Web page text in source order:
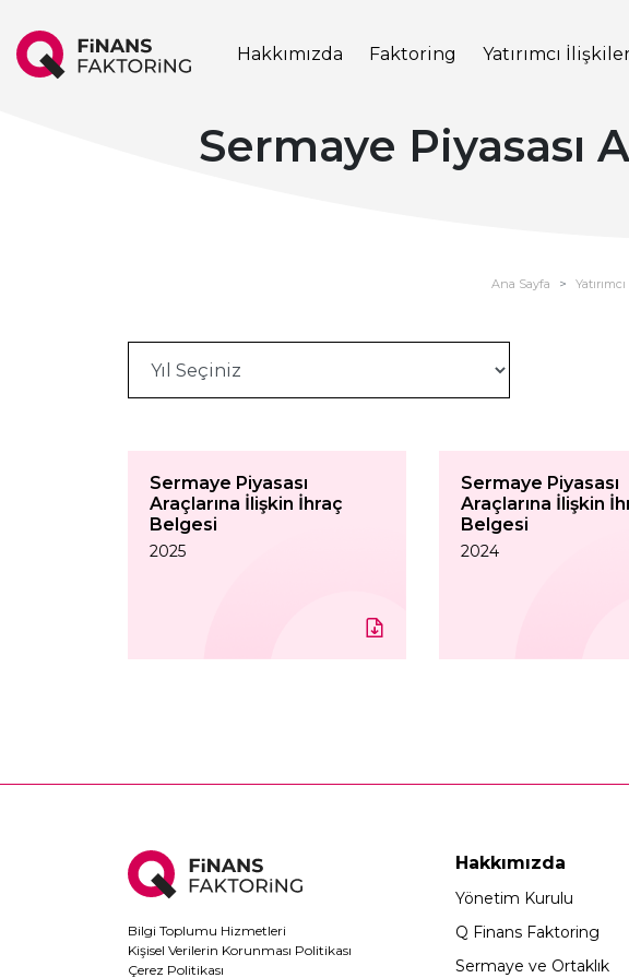
Hakkımızda Faktoring Yatırımcı
Sermaye Piyasası
Ana Sayfa
Sermaye Piyasası
Araçlarına İlişkin İhraç
Belgesi
2025
Sermaye Piyasası
Araçlarına İlişkin
Belgesi
2024
Bilgi Toplumu Hizmetleri
Kişisel Verilerin Korunması Politikası
Çerez Politikası
Hakkımızda
Yönetim Kurulu
Q Finans Faktoring
Sermaye ve Ortaklık